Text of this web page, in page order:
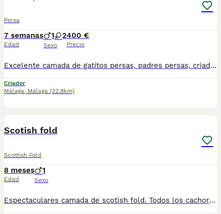
Persa
7 semanas
Edad
1 2
Sexo
400 €
Precio
Excelente camada de gatitos persas, padres persas, criados en ambiente familiar. Se recogen en Madrid, no se envían. Para más información y fotos o vídeos teléfono 644 35 36 12
Criador
Málaga, Málaga (22.8km)
Scotish fold
Scottish Fold
8 meses
Edad
1
Sexo
Espectaculares camada de scotish fold. Todos los cachorritos se entregan con unos dos meses y medio de edad y sus vacunas correspondientes, desparasitados interna y externamente, con certificado de salud, y garantía tanto por enfermedad vírica como congénito genética. Posibilidad de entregar en toda España mediante transporte propio preparado para animales y con chofer privado. Los precios pueden variar según las características y morfología de cada cachorro. Añádenos al whats app o llámanos, y encantados atenderemos todas tus dudas y consultas. Teléfono / Whats app: 641 92 23 90